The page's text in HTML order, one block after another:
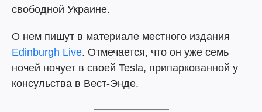
свободной Украине.
О нем пишут в материале местного издания
Edinburgh Live. Отмечается, что он уже семь
ночей ночует в своей Tesla, припаркованной у
консульства в Вест-Энде.